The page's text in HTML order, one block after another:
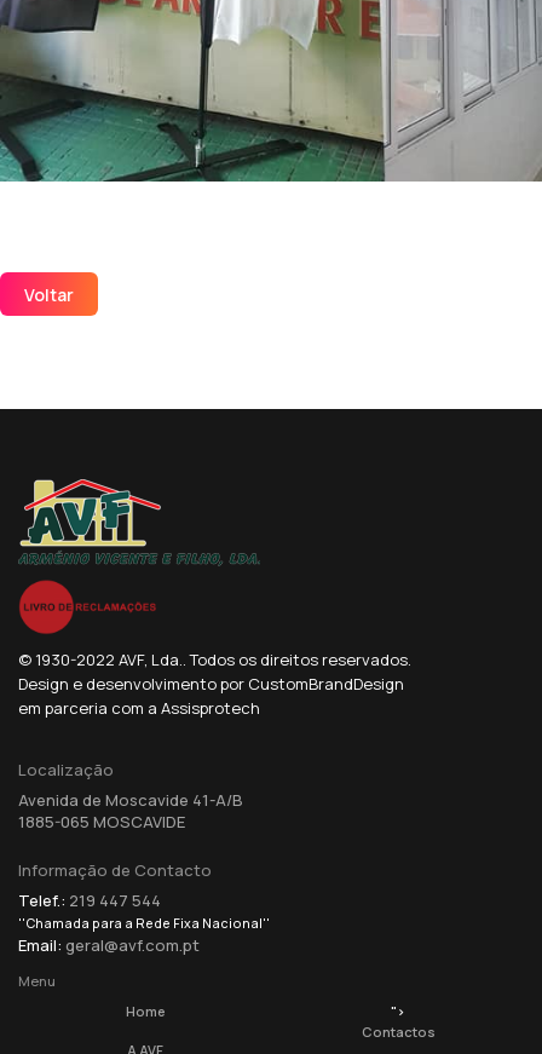
Voltar
© 1930-2022 AVF, Lda.. Todos os direitos reservados.
Design e desenvolvimento por CustomBrandDesign
em parceria com a Assisprotech
Localização
Avenida de Moscavide 41-A/B
1885-065 MOSCAVIDE
Informação de Contacto
Telef.: 219 447 544
''Chamada para a Rede Fixa Nacional''
Email: geral@avf.com.pt
Menu
Home
A AVF
">
Contactos